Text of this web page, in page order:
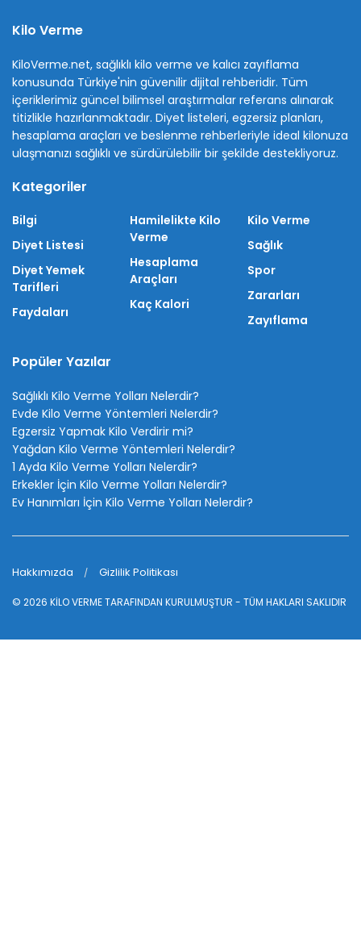
Kilo Verme
KiloVerme.net, sağlıklı kilo verme ve kalıcı zayıflama
konusunda Türkiye'nin güvenilir dijital rehberidir. Tüm
içeriklerimiz güncel bilimsel araştırmalar referans alınarak
titizlikle hazırlanmaktadır. Diyet listeleri, egzersiz planları,
hesaplama araçları ve beslenme rehberleriyle ideal kilonuza
ulaşmanızı sağlıklı ve sürdürülebilir bir şekilde destekliyoruz.
Kategoriler
Bilgi
Diyet Listesi
Diyet Yemek
Tarifleri
Faydaları
Hamilelikte Kilo
Verme
Hesaplama
Araçları
Kaç Kalori
Kilo Verme
Sağlık
Spor
Zararları
Zayıflama
Popüler Yazılar
Sağlıklı Kilo Verme Yolları Nelerdir?
Evde Kilo Verme Yöntemleri Nelerdir?
Egzersiz Yapmak Kilo Verdirir mi?
Yağdan Kilo Verme Yöntemleri Nelerdir?
1 Ayda Kilo Verme Yolları Nelerdir?
Erkekler İçin Kilo Verme Yolları Nelerdir?
Ev Hanımları İçin Kilo Verme Yolları Nelerdir?
Hakkımızda Gizlilik Politikası
© 2026 KİLO VERMETARAFINDAN KURULMUŞTUR - TÜM HAKLARI SAKLIDIR